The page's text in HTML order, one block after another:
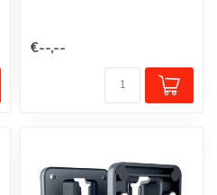
€--,--